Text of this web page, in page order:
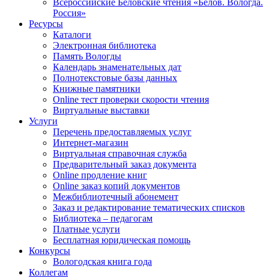
Всероссийские Беловские чтения «Белов. Вологда.
Россия»
Ресурсы
Каталоги
Электронная библиотека
Память Вологды
Календарь знаменательных дат
Полнотекстовые базы данных
Книжные памятники
Online тест проверки скорости чтения
Виртуальные выставки
Услуги
Перечень предоставляемых услуг
Интернет-магазин
Виртуальная справочная служба
Предварительный заказ документа
Online продление книг
Online заказ копий документов
Межбиблиотечный абонемент
Заказ и редактирование тематических списков
Библиотека – педагогам
Платные услуги
Бесплатная юридическая помощь
Конкурсы
Вологодская книга года
Коллегам